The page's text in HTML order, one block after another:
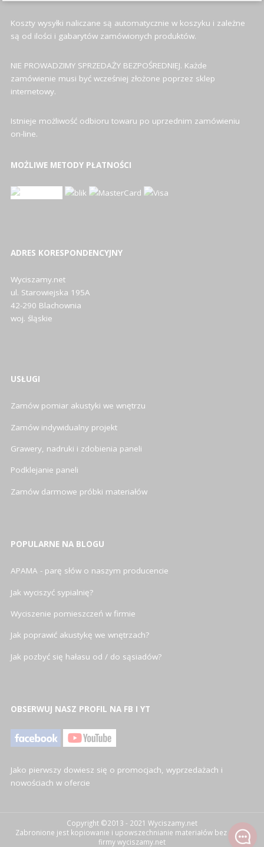
Koszty wysyłki naliczane są automatycznie w koszyku i zależne
są od ilości i gabarytów zamówionych produktów.
NIE PROWADZIMY SPRZEDAŻY BEZPOŚREDNIEJ. Każde
zamówienie musi być wcześniej złożone poprzez sklep
internetowy.
Istnieje możliwość odbioru towaru po uprzednim zamówieniu
on-line.
MOŻLIWE METODY PŁATNOŚCI
ADRES KORESPONDENCYJNY
Wyciszamy.net
ul. Starowiejska 195A
42-290 Blachownia
woj. śląskie
USŁUGI
Zamów pomiar akustyki we wnętrzu
Zamów indywidualny projekt
Grawery, nadruki i zdobienia paneli
Podklejanie paneli
Zamów darmowe próbki materiałów
POPULARNE NA BLOGU
APAMA - parę słów o naszym producencie
Jak wyciszyć sypialnię?
Wyciszenie pomieszczeń w firmie
Jak poprawić akustykę we wnętrzach?
Jak pozbyć się hałasu od / do sąsiadów?
OBSERWUJ NASZ PROFIL NA FB I YT
Jako pierwszy dowiesz się o promocjach, wyprzedażach i
nowościach w ofercie
Copyright ©2013 - 2021 Wyciszamy.net
Zabronione jest kopiowanie i upowszechnianie materiałów bez zgody
firmy wyciszamy.net